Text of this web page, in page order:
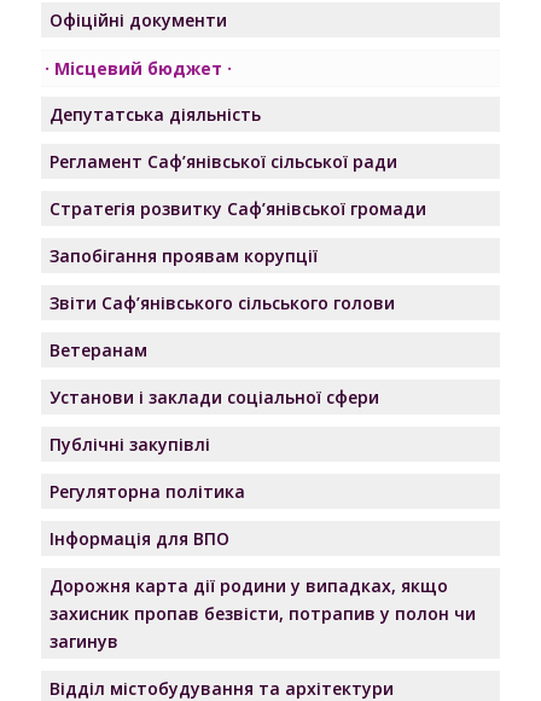
Офіційні документи
Місцевий бюджет
Депутатська діяльність
Регламент Саф’янівської сільської ради
Стратегія розвитку Саф’янівської громади
Запобігання проявам корупції
Звіти Саф’янівського сільського голови
Ветеранам
Установи і заклади соціальної сфери
Публічні закупівлі
Регуляторна політика
Інформація для ВПО
Дорожня карта дії родини у випадках, якщо
захисник пропав безвісти, потрапив у полон чи
загинув
Відділ містобудування та архітектури